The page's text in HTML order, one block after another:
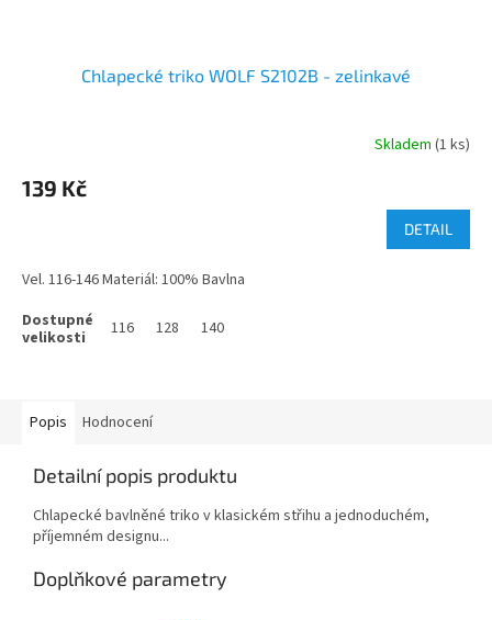
Chlapecké triko WOLF S2102B - zelinkavé
Skladem (1 ks)
139 Kč
DETAIL
Vel. 116-146 Materiál: 100% Bavlna
116 128 140
Popis Hodnocení
Detailní popis produktu
Chlapecké bavlněné triko v klasickém střihu a jednoduchém,
příjemném designu...
Doplňkové parametry